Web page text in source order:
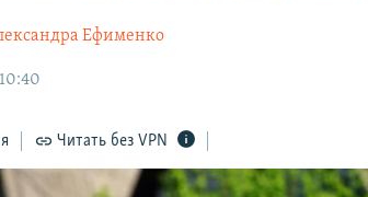
Ефименко
Читать без VPN